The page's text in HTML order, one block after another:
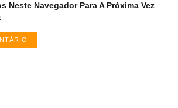
Neste Navegador Para A Próxima Vez